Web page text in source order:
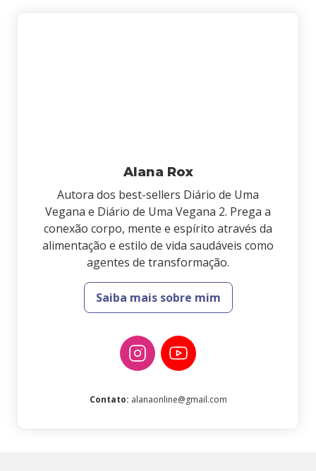
Alana Rox
Autora dos best-sellers Diário de Uma
Vegana e Diário de Uma Vegana 2. Prega a
conexão corpo, mente e espírito através da
alimentação e estilo de vida saudáveis como
agentes de transformação.
Saiba mais sobre mim
Contato: alanaonline@gmail.com